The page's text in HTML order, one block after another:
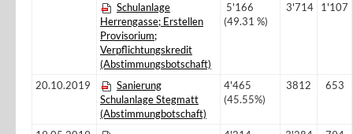
Schulanlage
Herrengasse; Erstellen
Provisorium;
Verpflichtungskredit
(Abstimmungsbotschaft)
5'166
(49.31 %)
3'714 1'107
20.10.2019
Sanierung
Schulanlage Stegmatt
(Abstimmungbotschaft)
4'465
(45.55%)
3812 653